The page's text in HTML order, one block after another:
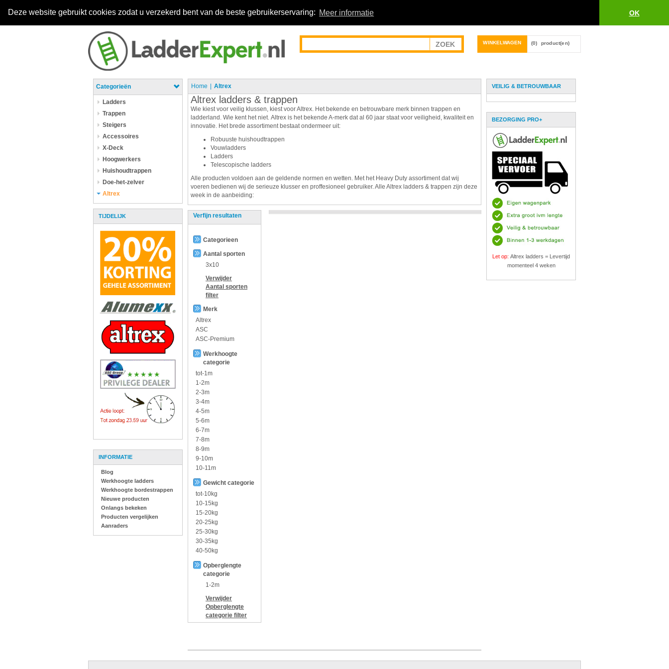
Deze website gebruikt cookies zodat u verzekerd bent van de beste gebruikerservaring: Meer informatie OK
WINKELWAGEN (0) product(en)
Categorieën
Ladders
Trappen
Steigers
Accessoires
X-Deck
Hoogwerkers
Huishoudtrappen
Doe-het-zelver
Altrex
TIJDELIJK
INFORMATIE
Blog
Werkhoogte ladders
Werkhoogte bordestrappen
Nieuwe producten
Onlangs bekeken
Producten vergelijken
Aanraders
Home Altrex
Altrex ladders & trappen
Wie kiest voor veilig klussen, kiest voor Altrex. Het bekende en betrouwbare merk binnen trappen en
ladderland. Wie kent het niet. Altrex is het bekende A-merk dat al 60 jaar staat voor veiligheid, kwaliteit en
innovatie. Het brede assortiment bestaat ondermeer uit:
Robuuste huishoudtrappen
Vouwladders
Ladders
Telescopische ladders
Alle producten voldoen aan de geldende normen en wetten. Met het Heavy Duty assortiment dat wij
voeren bedienen wij de serieuze klusser en proffesioneel gebruiker. Alle Altrex ladders & trappen zijn deze
week in de aanbeiding:
Verfijn resultaten
Categorieen
Aantal sporten
3x10
Verwijder
Aantal sporten
filter
Merk
Altrex
ASC
ASC-Premium
Werkhoogte
categorie
tot-1m
1-2m
2-3m
3-4m
4-5m
5-6m
6-7m
7-8m
8-9m
9-10m
10-11m
Gewicht categorie
tot-10kg
10-15kg
15-20kg
20-25kg
25-30kg
30-35kg
40-50kg
Opberglengte
categorie
1-2m
Verwijder
Opberglengte
categorie filter
VEILIG & BETROUWBAAR
BEZORGING PRO+
Let op: Altrex ladders = Levertijd
momenteel 4 weken